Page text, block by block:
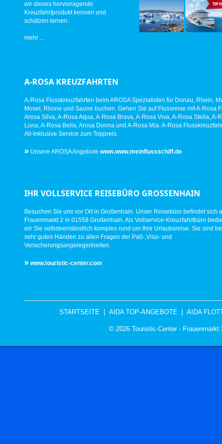
wir dieses hervorragende
Kreuzfahrtprodukt kennen und
schätzen lernen.
mehr ...
A-ROSA KREUZFAHRTEN
A-Rosa Flusskreuzfahrten beim AROSA Spezialisten für Donau, Rhein,
Mosel, Rhone und Saone buchen. Gehen Sie auf Flussreise mit A-Rosa
Arosa Silva, A-Rosa Aqua, A-Rosa Brava, A-Rosa Viva, A-Rosa Stella, A-
Luna, A-Rosa Bella, Arosa Donna und A-Rosa Mia. A-Rosa
All-Inklusive Service zum Toppreis.
» Unsere AROSA Angebote www.www.meinflussschiff.de
IHR VOLLSERVICE REISEBÜRO GROSSENHAIN
Besuchen Sie uns vor Ort in Großenhain. Unser Reisebüro befindet sich
Frauenmarkt 2 in 01558 Großenhain. Als Vollservice-Kreuzfahrtbüro
wir Sie selbstverständlich komplex rund um Ihre Urlaubsreise. Sie sind
sehr guten Händen zu allen Fragen der Paß-,Visa- und
Versicherungsangelegenheiten.
» www.touristic-center.com
STARTSEITE| AIDA TOP-ANGEBOTE| AIDA
© 2026 Touristic-Center -